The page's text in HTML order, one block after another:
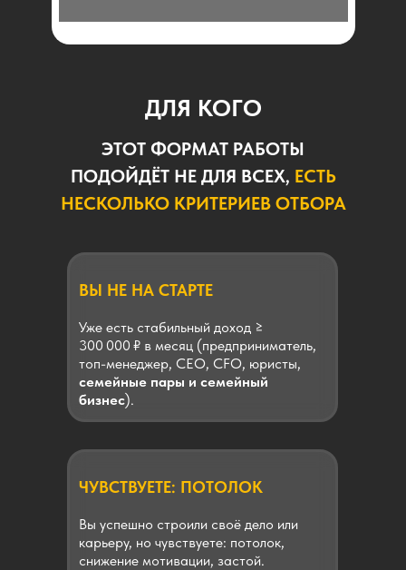
ЧУВСТВУЕТЕ: ПОТОЛОК
Вы успешно строили своё дело или
карьеру, но чувствуете: потолок,
снижение мотивации, застой.
ВЫ НЕ НА СТАРТЕ
Уже есть стабильный доход ≥
300 000 ₽ в месяц (предприниматель,
топ-менеджер, СЕО, СFO, юристы,
семейные пары и семейный
бизнес).
ДЛЯ КОГО
ЭТОТ ФОРМАТ РАБОТЫ
ПОДОЙДЁТ НЕ ДЛЯ ВСЕХ, ЕСТЬ
НЕСКОЛЬКО КРИТЕРИЕВ ОТБОРА